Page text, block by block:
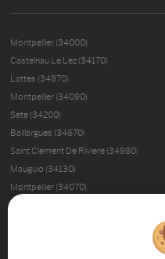
Montpellier (34000)
Castelnau Le Lez (34170)
Lattes (34970)
Montpellier (34090)
Sete (34200)
Baillargues (34670)
Saint Clement De Riviere (34980)
Mauguio (34130)
Montpellier (34070)
Palavas Les Flots (34250)